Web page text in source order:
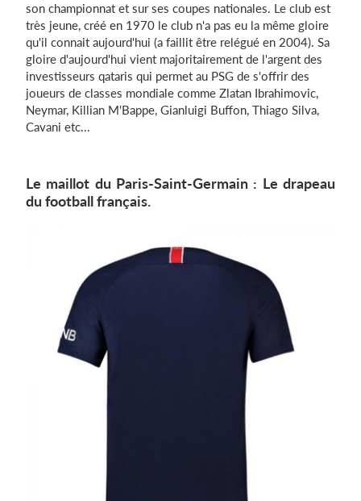
son championnat et sur ses coupes nationales. Le club est
très jeune, créé en 1970 le club n'a pas eu la même gloire
qu'il connait aujourd'hui (a faillit être relégué en 2004). Sa
gloire d'aujourd'hui vient majoritairement de l'argent des
investisseurs qataris qui permet au PSG de s'offrir des
joueurs de classes mondiale comme Zlatan Ibrahimovic,
Neymar, Killian M'Bappe, Gianluigi Buffon, Thiago Silva,
Cavani etc...
Le maillot du Paris-Saint-Germain : Le drapeau
du football français.